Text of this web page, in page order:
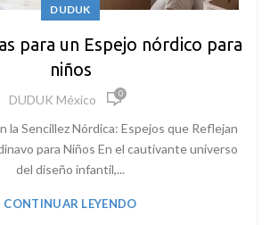
DUDUK
para un Espejo nórdico para
niños
DUDUK México 0
la Sencillez Nórdica: Espejos que Reflejan
para Niños En el cautivante universo
del diseño infantil,...
CONTINUAR LEYENDO